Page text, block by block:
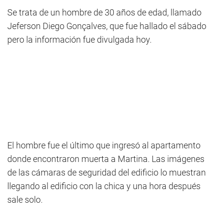
Se trata de un hombre de 30 años de edad, llamado
Jeferson Diego Gonçalves, que fue hallado el sábado
pero la información fue divulgada hoy.
El hombre fue el último que ingresó al apartamento
donde encontraron muerta a Martina. Las imágenes
de las cámaras de seguridad del edificio lo muestran
llegando al edificio con la chica y una hora después
sale solo.